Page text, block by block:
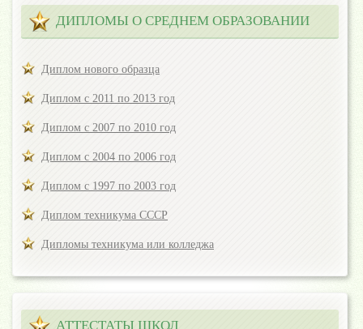
ДИПЛОМЫ О СРЕДНЕМ ОБРАЗОВАНИИ
Диплом нового образца
Диплом с 2011 по 2013 год
Диплом с 2007 по 2010 год
Диплом с 2004 по 2006 год
Диплом с 1997 по 2003 год
Диплом техникума СССР
Дипломы техникума или колледжа
АТТЕСТАТЫ ШКОЛ